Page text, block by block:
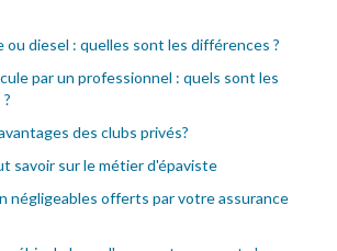
ou diesel : quelles sont les différences ?
par un professionnel : quels sont les
des clubs privés?
savoir sur le métier d'épaviste
négligeables offerts par votre assurance